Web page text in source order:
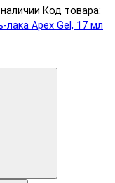
Код товара:
лака Apex Gel, 17 мл